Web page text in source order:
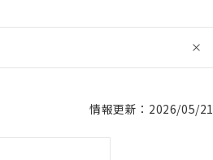
情報更新：2026/05/21